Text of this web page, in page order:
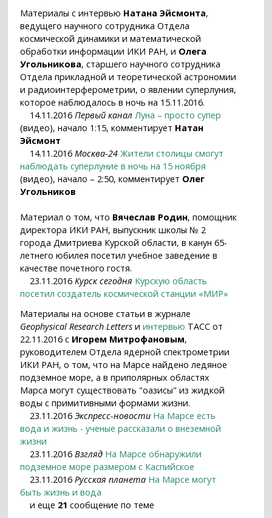
Материалы с интервью Натана Эйсмонта,
ведущего научного сотрудника Отдела
космической динамики и математической
обработки информации ИКИ РАН, и Олега
Угольникова, старшего научного сотрудника
Отдела прикладной и теоретической астрономии
и радиоинтерферометрии, о явлении суперлуния,
которое наблюдалось в ночь на 15.11.2016.
14.11.2016Первый канал Луна – просто супер
(видео), начало 1:15, комментирует Натан
Эйсмонт
14.11.2016 Москва-24 Жители столицы смогут
наблюдать суперлуние в ночь на 15 ноября
(видео), начало – 2:50, комментирует Олег
Угольников
Материал о том, что Вячеслав Родин, помощник
директора ИКИ РАН, выпускник школы № 2
города Дмитриева Курской области, в канун 65-
летнего юбилея посетил учебное заведение в
качестве почетного гостя.
23.11.2016Курск сегодня Курскую область
посетил создатель космической станции «МИР»
Материалы на основе статьи в журнале
Geophysical Research Letters иинтервью ТАСС от
22.11.2016 с Игорем Митрофановым,
руководителем Отдела ядерной спектрометрии
ИКИ РАН, о том, что на Марсе найдено ледяное
подземное море, а в приполярных областях
Марса могут существовать "оазисы" из жидкой
воды с примитивными формами жизни.
23.11.2016Экспресс-новости На Марсе есть
вода и жизнь - ученые рассказали о внеземной
жизни
23.11.2016 Взгляд На Марсе обнаружили
подземное море размером с Каспийское
23.11.2016 Русская планета На Марсе могут
быть жизнь и вода
и еще 21 сообщение по теме